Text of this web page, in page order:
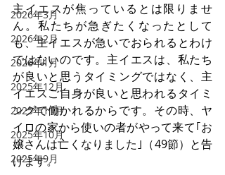
2026年3月
2026年2月
2026年1月
2025年12月
2025年11月
2025年10月
2025年9月
主イエスが焦っているとは限りませ
ん。私たちが急ぎたくなったとして
も、主イエスが急いでおられるとわけ
ではないのです。主イエスは、私たち
が良いと思うタイミングではなく、主
イエスご自身が良いと思われるタイミ
ングで働かれるからです。その時、ヤ
イロの家から使いの者がやって来て｢お
嬢さんは亡くなりました｣（49節）と告
げます。